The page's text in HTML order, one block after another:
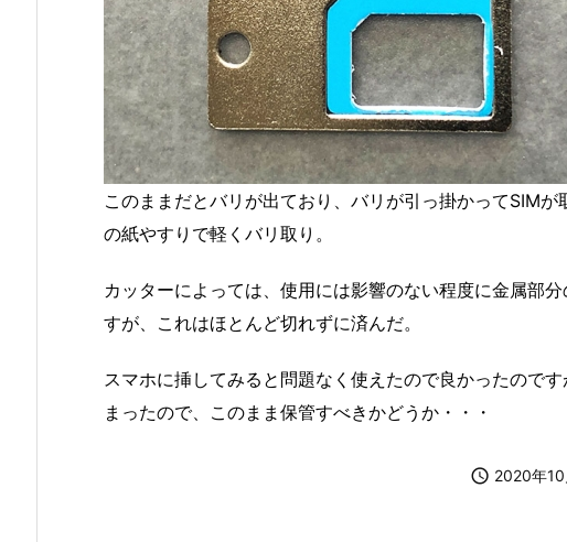
このままだとバリが出ており、バリが引っ掛かってSIM
の紙やすりで軽くバリ取り。
カッターによっては、使用には影響のない程度に金属部
すが、これはほとんど切れずに済んだ。
スマホに挿してみると問題なく使えたので良かったので
まったので、このまま保管すべきかどうか・・・
 2020年